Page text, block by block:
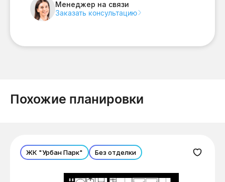
Менеджер на связи
Заказать консультацию
Похожие планировки
ЖК "Урбан Парк" Без отделки